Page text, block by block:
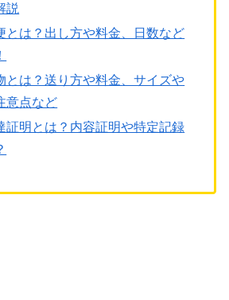
説
とは？出し方や料金、日数など
とは？送り方や料金、サイズや
意点など
証明とは？内容証明や特定記録